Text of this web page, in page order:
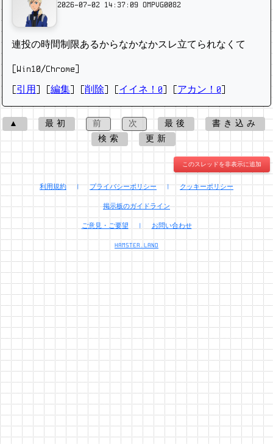
2026-07-02 14:37:09 OMPVG0082
連投の時間制限あるからなかなかスレ立てられなくて
[Win10/Chrome]
引用 編集 削除 イイネ！0 アカン！0
▲ 最初 前 次 最後
書き込み
検索
更新
このスレッドを非表示に追加
利用規約 | プライバシーポリシー | クッキーポリシー
掲示板のガイドライン
ご意見・ご要望 | お問い合わせ
HAMSTER.LAND